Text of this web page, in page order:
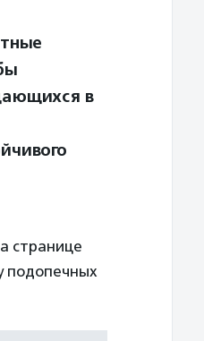
в
странице
подопечных